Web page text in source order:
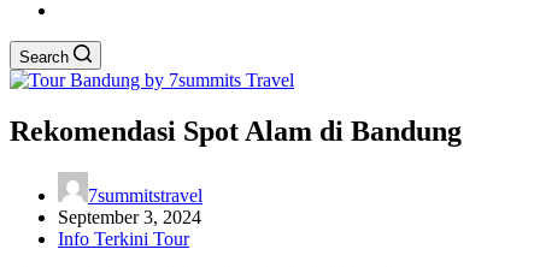
Search
Rekomendasi Spot Alam di Bandung
7summitstravel
September 3, 2024
Info Terkini Tour